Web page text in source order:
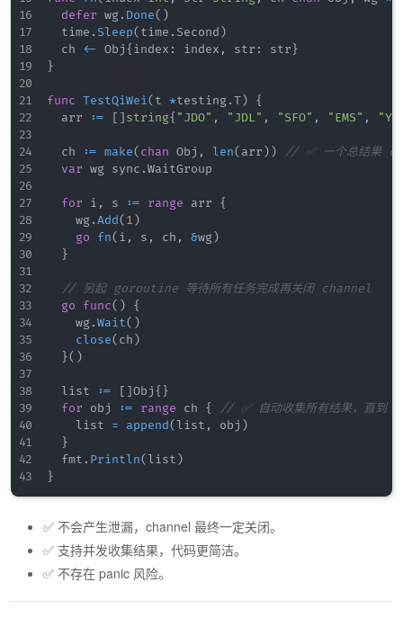
defer wg. Done( )
	time
. Sleep( time . Second )
	ch
<- Obj{ index : index , str : str }
}
func TestQiWei( t *testing.T)
{
	arr
:= [ ] string{ "JDO" , "JDL" , "SFO" , "EMS" ,
	ch
:= make( chan Obj , len( arr ) )
// ✅ 一个总结果
var wg sync .WaitGroup
for i , s := range arr {
		wg
.Add( 1 )
go
fn( i , s , ch , &wg)
}
// 另起 goroutine 等待所有任务完成再关闭 channel
go
func( )
{
		wg
.Wait( )
close( ch )
}( )
	list
:= [ ]Obj{ }
for obj := range ch {
// ✅ 自动收集所有结果，直到
		list
= append(list , obj )
}
	fmt
. Println(list )
}
✅ 不会产生泄漏，channel 最终一定关闭。
✅ 支持并发收集结果，代码更简洁。
✅ 不存在 panic 风险。